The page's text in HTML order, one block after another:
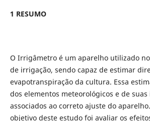
1 RESUMO
O Irrigâmetro é um aparelho utilizado
de irrigação, sendo capaz de estimar
evapotranspiração da cultura. Essa
dos elementos meteorológicos e de
associados ao correto ajuste do
objetivo deste estudo foi avaliar os